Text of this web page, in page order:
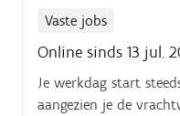
Vaste jobs
Online sinds 13 jul.
Je werkdag start
aangezien je de